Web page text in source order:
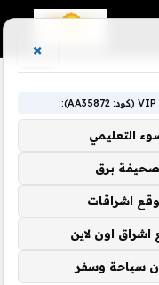
×
التعليمي
صحيفة برق
اشراقات
اشراق اون لاين
سياحة وسفر